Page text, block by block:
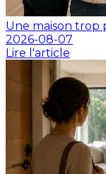
Une maison trop
2026-08-07
Lire l'article